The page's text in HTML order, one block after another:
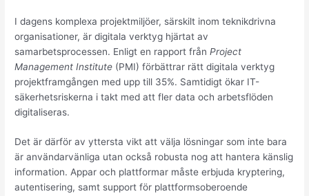
I dagens komplexa projektmiljöer, särskilt inom teknikdrivna
organisationer, är digitala verktyg hjärtat av
samarbetsprocessen. Enligt en rapport frånProject
Management Institute (PMI) förbättrar rätt digitala verktyg
projektframgången med upp till 35%. Samtidigt ökar IT-
säkerhetsriskerna i takt med att fler data och arbetsflöden
digitaliseras.
Det är därför av yttersta vikt att välja lösningar som inte bara
är användarvänliga utan också robusta nog att hantera känslig
information. Appar och plattformar måste erbjuda kryptering,
autentisering, samt support för plattformsoberoende